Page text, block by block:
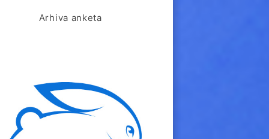
Arhiva anketa